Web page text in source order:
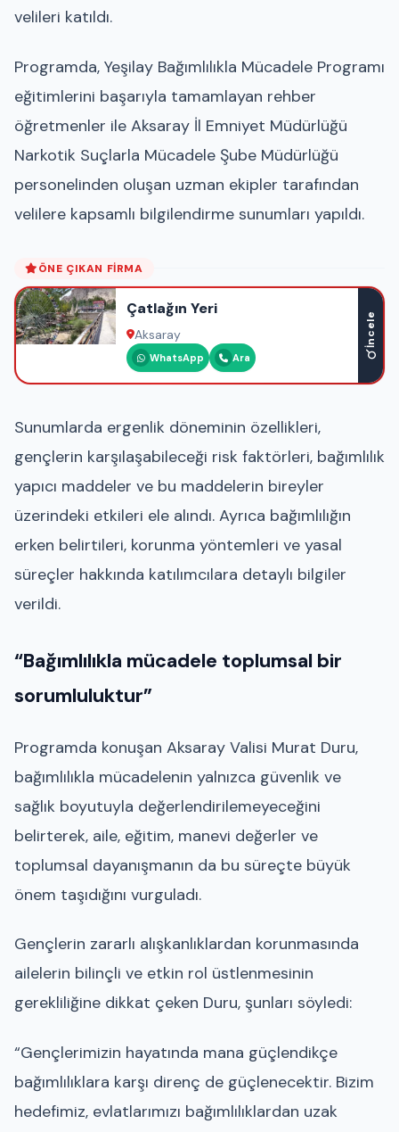
velileri katıldı.
Programda, Yeşilay Bağımlılıkla Mücadele Programı
eğitimlerini başarıyla tamamlayan rehber
öğretmenler ile Aksaray İl Emniyet Müdürlüğü
Narkotik Suçlarla Mücadele Şube Müdürlüğü
personelinden oluşan uzman ekipler tarafından
velilere kapsamlı bilgilendirme sunumları yapıldı.
ÖNE ÇIKAN FIRMA
Çatlağın Yeri
Aksaray
WhatsApp Ara
İncele
Sunumlarda ergenlik döneminin özellikleri,
gençlerin karşılaşabileceği risk faktörleri, bağımlılık
yapıcı maddeler ve bu maddelerin bireyler
üzerindeki etkileri ele alındı. Ayrıca bağımlılığın
erken belirtileri, korunma yöntemleri ve yasal
süreçler hakkında katılımcılara detaylı bilgiler
verildi.
“Bağımlılıkla mücadele toplumsal bir
sorumluluktur”
Programda konuşan Aksaray Valisi Murat Duru,
bağımlılıkla mücadelenin yalnızca güvenlik ve
sağlık boyutuyla değerlendirilemeyeceğini
belirterek, aile, eğitim, manevi değerler ve
toplumsal dayanışmanın da bu süreçte büyük
önem taşıdığını vurguladı.
Gençlerin zararlı alışkanlıklardan korunmasında
ailelerin bilinçli ve etkin rol üstlenmesinin
gerekliliğine dikkat çeken Duru, şunları söyledi:
“Gençlerimizin hayatında mana güçlendikçe
bağımlılıklara karşı direnç de güçlenecektir. Bizim
hedefimiz, evlatlarımızı bağımlılıklardan uzak